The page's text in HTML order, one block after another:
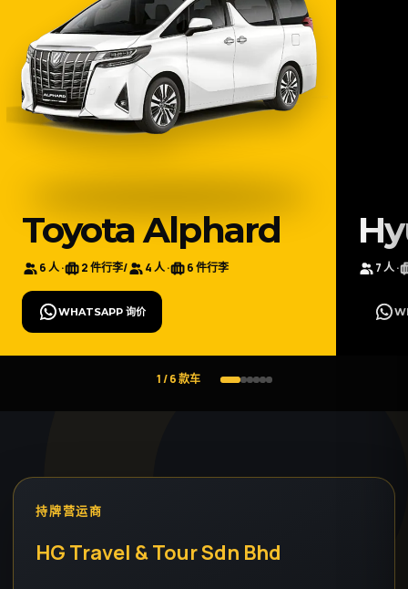
Toyota Alphard
6 人 · 2 件行李/ 4 人 · 6 件行李
WHATSAPP 询价
7 人 ·
1 / 6 款车
持牌营运商
HG Travel & Tour Sdn Bhd